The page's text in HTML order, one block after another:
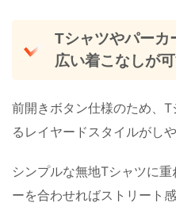
Tシャツやパーカ
広い着こなしが
前開きボタン仕様のため、
るレイヤードスタイルがし
シンプルな無地Tシャツに
ーを合わせればストリート